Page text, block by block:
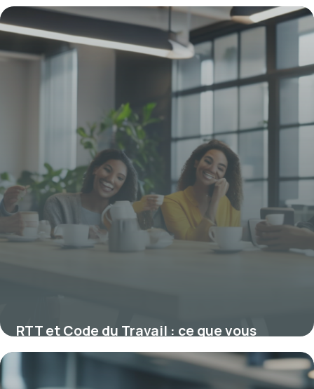
RTT et Code du Travail : ce que vous
devez savoir sur vos jours de repos légaux
5 février 2026